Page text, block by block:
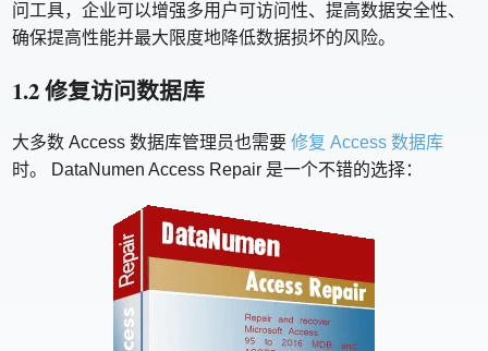
问工具，企业可以增强多用户可访问性、提高数据安全性、
确保提高性能并最大限度地降低数据损坏的风险。
1.2 修复访问数据库
大多数 Access 数据库管理员也需要修复 Access 数据库
时。 DataNumen Access Repair 是一个不错的选择：